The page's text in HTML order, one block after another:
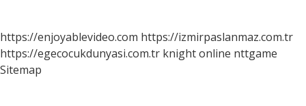
https://enjoyablevideo.com https://izmirpaslanmaz.com.tr
https://egecocukdunyasi.com.tr knight online nttgame
Sitemap